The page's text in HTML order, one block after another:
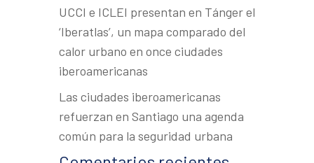
UCCI e ICLEI presentan en Tánger el
‘Iberatlas’, un mapa comparado del
calor urbano en once ciudades
iberoamericanas
Las ciudades iberoamericanas
refuerzan en Santiago una agenda
común para la seguridad urbana